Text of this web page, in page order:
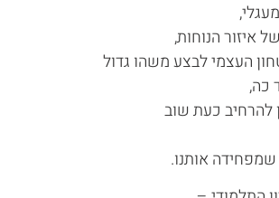
איזור הנוחות,
העצמי לבצע משהו גדול
כה,
להרחיב כעת שוב
אותנו.